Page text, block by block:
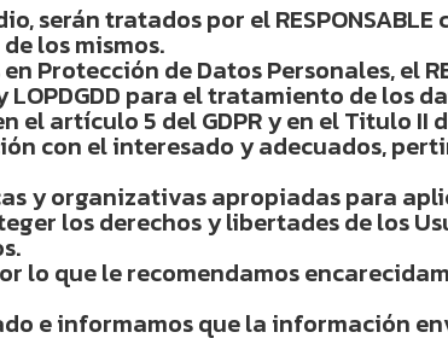
serán tratados por el RESPONSABLE
los mismos.
de Datos Personales, el
para el tratamiento de los
artículo 5 del GDPR y en el Titulo II
con el interesado y adecuados,
y organizativas apropiadas para
los derechos y libertades de los
lo que le recomendamos
e informamos que la información